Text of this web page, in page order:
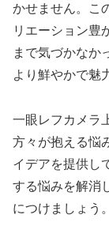
かせません。こ
リエーション豊
まで気づかなか
より鮮やかで魅
一眼レフカメラ
方々が抱える悩
イデアを提供し
する悩みを解消
につけましょう。